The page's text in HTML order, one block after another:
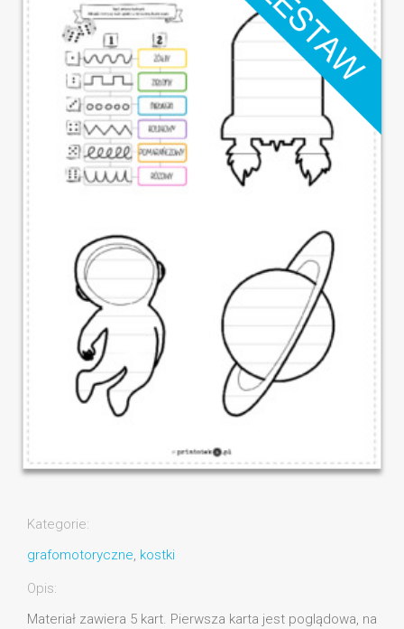
Kategorie:
grafomotoryczne, kostki
Opis:
Materiał zawiera 5 kart. Pierwsza karta jest poglądowa, na